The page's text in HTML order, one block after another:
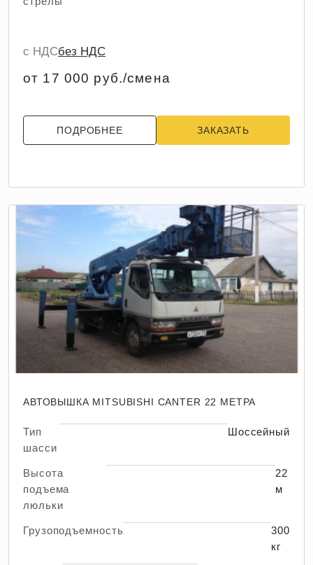
с НДСбез НДС
от 17 000 руб./смена
ПОДРОБНЕЕ ЗАКАЗАТЬ
АВТОВЫШКА MITSUBISHI CANTER 22 МЕТРА
Тип
шасси
Шоссейный
Высота
подъема
люльки
22
м
Грузоподъемность
300
кг